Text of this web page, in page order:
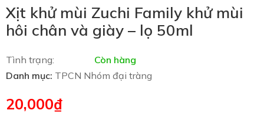
Xịt khử mùi Zuchi Family khử mùi
hôi chân và giày – lọ 50ml
Tình trạng:
Còn hàng
Danh mục: TPCN Nhóm đại tràng
20,000₫